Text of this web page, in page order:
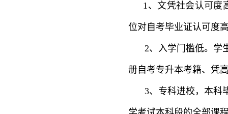
1、文凭社会认可度
位对自考毕业证认可度
2、入学门槛低。学
册自考专升本考籍、凭
3、专科进校，本科